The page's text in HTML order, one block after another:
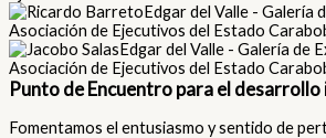
Punto de Encuentro para el
Fomentamos el entusiasmo y sentido de